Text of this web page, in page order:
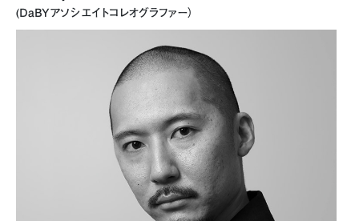
(DaBYアソシエイトコレオグラファー）